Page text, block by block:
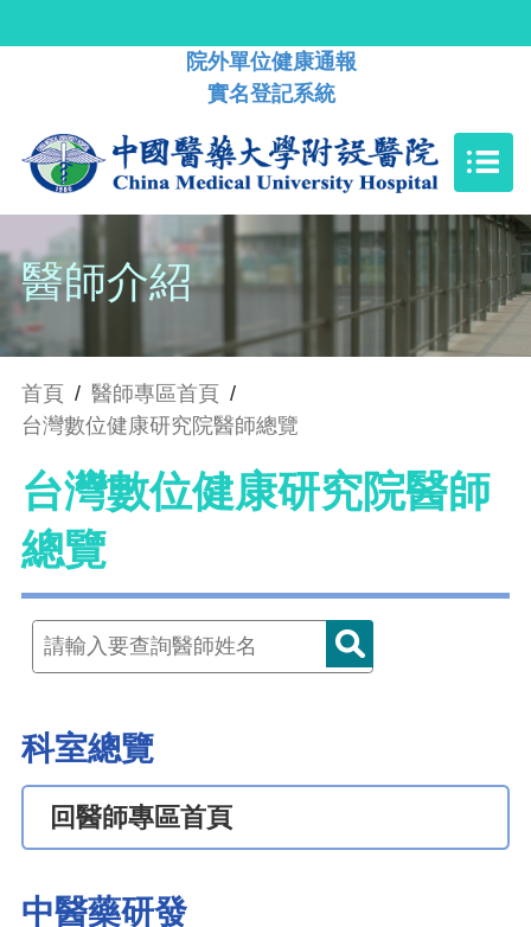
院外單位健康通報
實名登記系統
醫師介紹
首頁 / 醫師專區首頁 /
台灣數位健康研究院醫師總覽
台灣數位健康研究院醫師
總覽
科室總覽
回醫師專區首頁
中醫藥研發